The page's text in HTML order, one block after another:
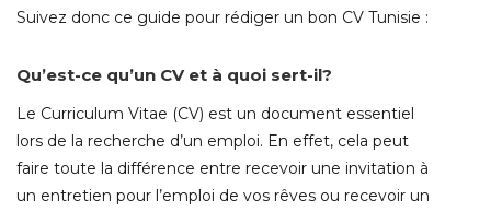
Suivez donc ce guide pour rédiger un bon CV Tunisie :
Qu’est-ce qu’un CV et à quoi sert-il?
Le Curriculum Vitae (CV) est un document essentiel
lors de la recherche d’un emploi. En effet, cela peut
faire toute la différence entre recevoir une invitation à
un entretien pour l’emploi de vos rêves ou recevoir un